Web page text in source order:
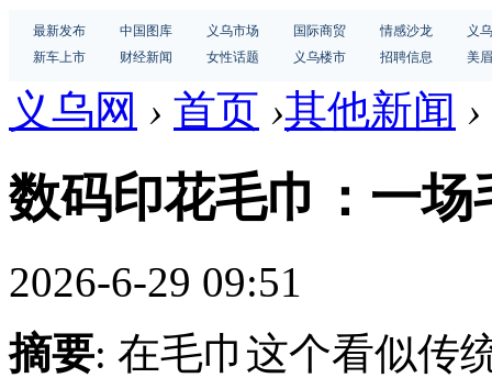
最新发布 中国图库 义乌市场 国际商贸 情感沙龙
义
新车上市
财经新闻 女性话题 义乌楼市 招聘信息 美
义乌网 › 首页 ›其他新闻 ›
数码印花毛巾：一
2026-6-29 09:51
摘要: 在毛巾这个看似传